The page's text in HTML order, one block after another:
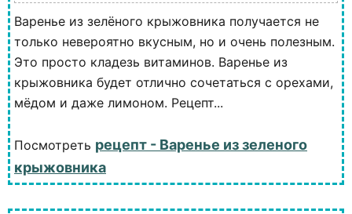
Варенье из зелёного крыжовника получается не
только невероятно вкусным, но и очень полезным.
Это просто кладезь витаминов. Варенье из
крыжовника будет отлично сочетаться с орехами,
мёдом и даже лимоном. Рецепт...
Посмотреть рецепт - Варенье из зеленого
крыжовника